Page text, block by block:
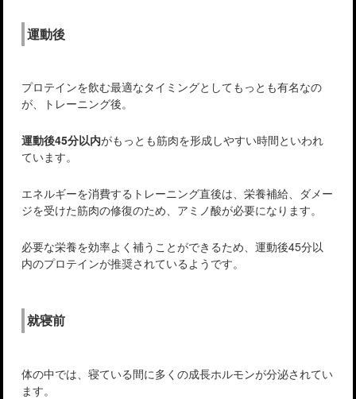
運動後
プロテインを飲む最適なタイミングとしてもっとも有名なの
が、トレーニング後。
運動後45分以内がもっとも筋肉を形成しやすい時間といわれ
ています。
エネルギーを消費するトレーニング直後は、栄養補給、ダメー
ジを受けた筋肉の修復のため、アミノ酸が必要になります。
必要な栄養を効率よく補うことができるため、運動後45分以
内のプロテインが推奨されているようです。
就寝前
体の中では、寝ている間に多くの成長ホルモンが分泌されてい
ます。